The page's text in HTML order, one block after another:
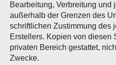
Bearbeitung, Verbreitung und
außerhalb der Grenzen des
schriftlichen Zustimmung des
Erstellers. Kopien von diesen
privaten Bereich gestattet,
Zwecke.